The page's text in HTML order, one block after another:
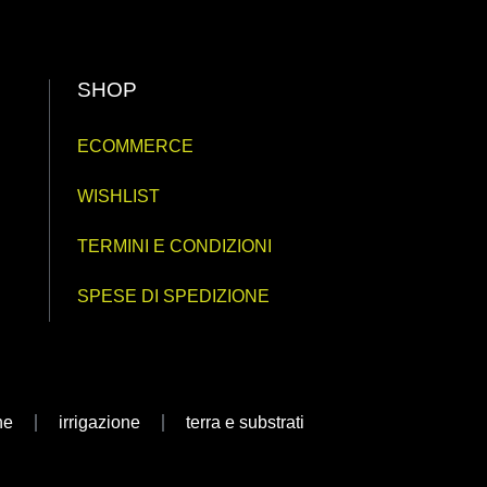
SHOP
ECOMMERCE
WISHLIST
TERMINI E CONDIZIONI
SPESE DI SPEDIZIONE
irrigazione terra e substrati